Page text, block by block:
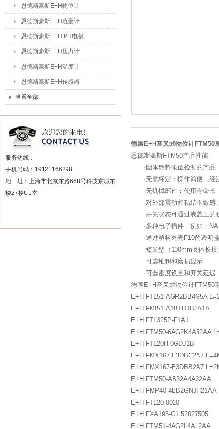
恩德斯豪斯E+H物位计
恩德斯豪斯E+H流量计
恩德斯豪斯E+H PH电极
恩德斯豪斯E+H压力计
恩德斯豪斯E+H温度计
恩德斯豪斯E+H传感器
查看全部
服务热线：
手机号码：19121166298
地 址：上海市北京东路668号科技京城东
楼27楼C1室
德国E+H音叉式物位计FTM50
恩德斯豪斯FTM50产品性能
·固体散料限位检测的产品
·无需标定：操作简便，经
·无机械部件：使用寿命长
·对外部震动和粘结不敏感
·开关状态可通过表盖上的
·多种电子插件，例如：
·通过塑料外壳F10的透明盖
·短叉型（100mm叉体长度
·可选堆积和磨损显示
·可选密度设置和开关延迟
德国E+H音叉式物位计FTM50
E+H FTL51-AGR2BB4G5A
E+H FMI51-A1BTDJB3A1A
E+H FTL325P-F1A1
E+H FTM50-6AG2K4A52AA
E+H FTL20H-0GDJ1B
E+H FMX167-E3DBC2A7
E+H FMX167-E3DBB2A7
E+H FTM50-AB32A4A32AA
E+H FMP40-4BB2GNJH21AA
E+H FTL20-0020
E+H FXA195-G1 52027505
E+H FTM51-4AG2L4A12AA